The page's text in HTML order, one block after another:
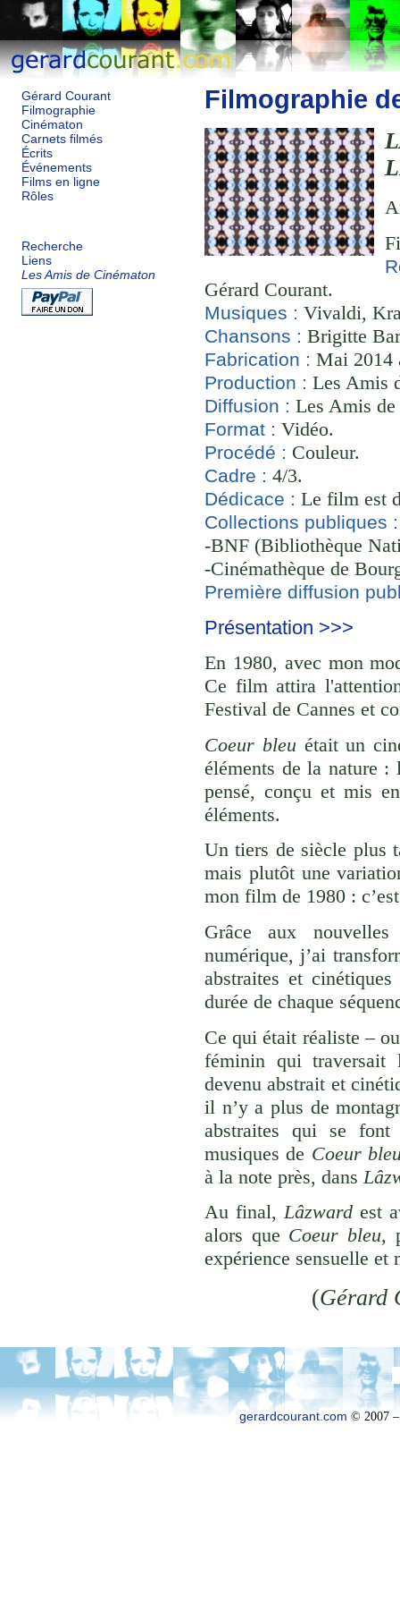
Gérard Courant
Filmographie
Cinématon
Carnets filmés
Écrits
Événements
Films en ligne
Rôles
Recherche
Liens
Les Amis de Cinématon
Filmographie
Gérard Courant.
Musiques : Vivaldi,
Chansons : Brigitte
Fabrication : Mai 2014
Production : Les Amis
Diffusion : Les Amis
Format : Vidéo.
Procédé : Couleur.
Cadre : 4/3.
Dédicace : Le film est
Collections publiques :
-BNF (Bibliothèque
-Cinémathèque de
Première diffusion
Présentation >>>
En 1980, avec mon
Ce film attira
Festival de Cannes et
Coeur bleuétait un
éléments de la nature
pensé, conçu et mis
éléments.
Un tiers de siècle plus
mais plutôt une
mon film de 1980 :
Grâce aux
numérique, j’ai
abstraites et
durée de chaque
Ce qui était réaliste –
féminin qui traversait
devenu abstrait et
il n’y a plus de
abstraites qui se font
musiques de Coeur
à la note près, dans
Au final,Lâzward est
alors que Coeur bleu,
expérience sensuelle et
(Gérard
gerardcourant.com © 2007